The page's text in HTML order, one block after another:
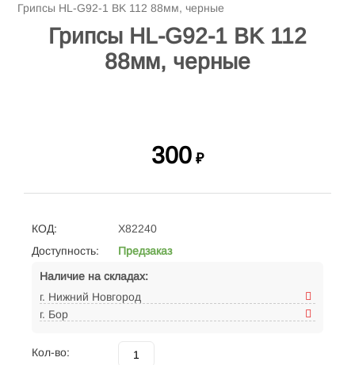
Грипсы HL-G92-1 BK 112 88мм, черные
Грипсы HL-G92-1 BK 112
88мм, черные
300 ₽
КОД:
X82240
Доступность:
Предзаказ
Наличие на складах:
г. Нижний Новгород
г. Бор
Кол-во: